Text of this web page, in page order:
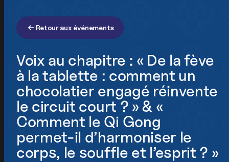
Notre newsletter
Recevez chaque mois toute notre actualité
Je m'inscris
En appuyant sur le bouton de validation, vous
acceptez notrepolitique de confidentialité.
Retour aux événements
Voix au chapitre : « De la fève
à la tablette : comment un
chocolatier engagé réinvente
le circuit court ? » & «
Comment le Qi Gong
permet-il d’harmoniser le
corps, le souffle et l’esprit ? »